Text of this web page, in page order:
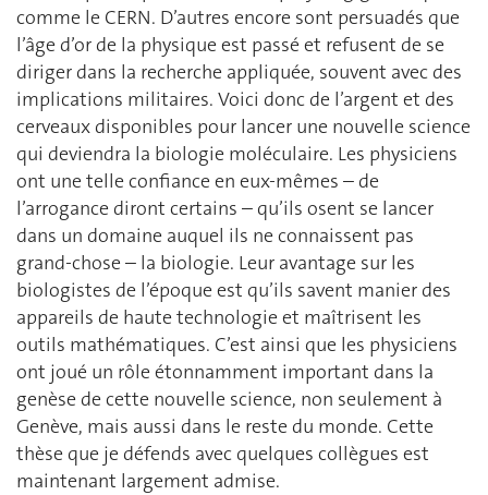
comme le CERN. D’autres encore sont persuadés que
l’âge d’or de la physique est passé et refusent de se
diriger dans la recherche appliquée, souvent avec des
implications militaires. Voici donc de l’argent et des
cerveaux disponibles pour lancer une nouvelle science
qui deviendra la biologie moléculaire. Les physiciens
ont une telle confiance en eux-mêmes – de
l’arrogance diront certains – qu’ils osent se lancer
dans un domaine auquel ils ne connaissent pas
grand-chose – la biologie. Leur avantage sur les
biologistes de l’époque est qu’ils savent manier des
appareils de haute technologie et maîtrisent les
outils mathématiques. C’est ainsi que les physiciens
ont joué un rôle étonnamment important dans la
genèse de cette nouvelle science, non seulement à
Genève, mais aussi dans le reste du monde. Cette
thèse que je défends avec quelques collègues est
maintenant largement admise.